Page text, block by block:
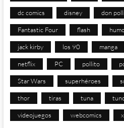
dc comics disney don
Fantastic Four flash
jack kirby los 90 manga
netflix PC pollito
Star Wars superhéroes
thor tiras tuna
videojuegos webcomics